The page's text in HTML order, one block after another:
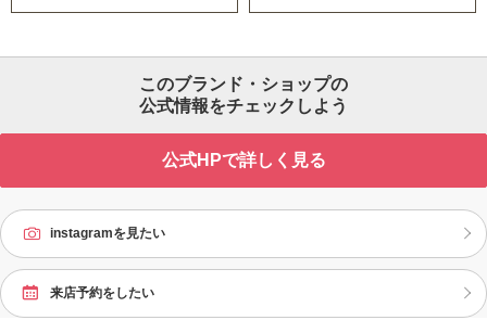
このブランド・ショップの
公式情報をチェックしよう
公式HPで詳しく見る
instagramを見たい
来店予約をしたい